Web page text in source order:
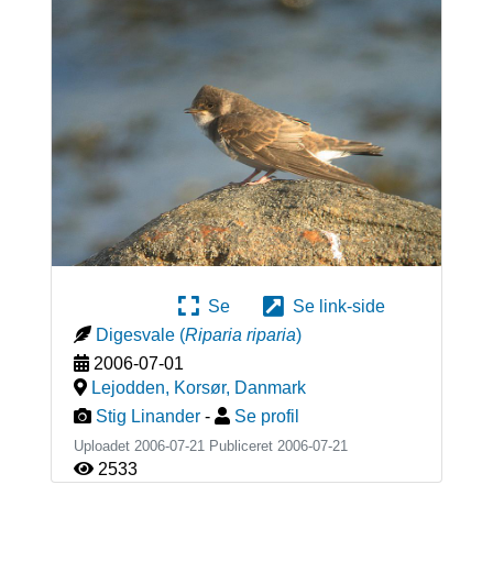
Se
Se link-side
Digesvale (Riparia riparia)
2006-07-01
Lejodden, Korsør, Danmark
Stig Linander - Se profil
Uploadet 2006-07-21 Publiceret 2006-07-21
2533